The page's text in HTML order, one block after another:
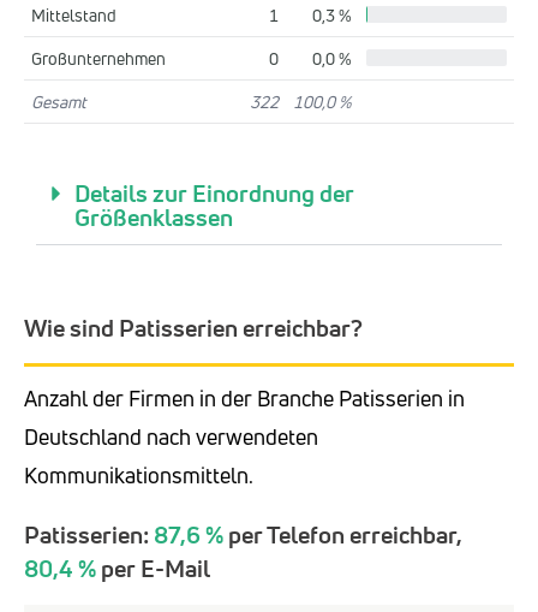
Mittelstand 1
0,3 %
Großunternehmen
0
0,0 %
Gesamt
322 100,0 %
Details zur Einordnung der
Größenklassen
Wie sind Patisserien erreichbar?
Anzahl der Firmen in der Branche Patisserien in
Deutschland nach verwendeten
Kommunikationsmitteln.
Patisserien: 87,6 %per Telefon erreichbar,
80,4 %per E-Mail